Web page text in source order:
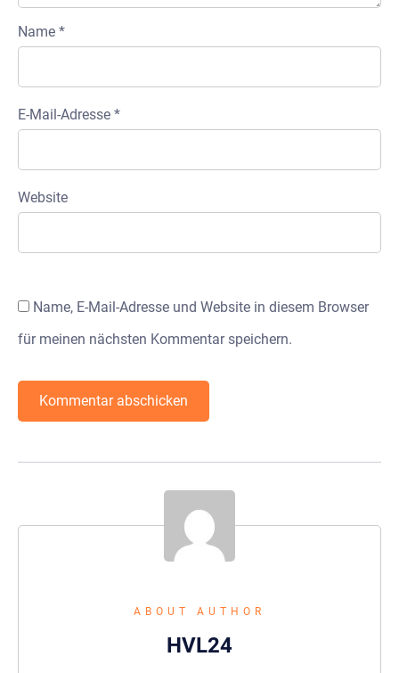
Name *
E-Mail-Adresse *
Website
Name, E-Mail-Adresse und Website in diesem Browser
für meinen nächsten Kommentar speichern.
ABOUT AUTHOR
HVL24